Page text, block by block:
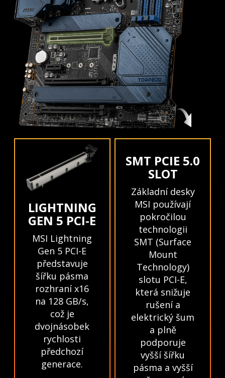
LIGHTNING
GEN 5 PCI-E
MSI Lightning
Gen 5 PCI-E
představuje
šířku pásma
rozhraní x16
na 128 GB/s,
což je
dvojnásobek
rychlosti
předchozí
generace.
SMT PCIE 5.0
SLOT
Základní desky
MSI používají
pokročilou
technologii
SMT (Surface
Mount
Technology)
slotu PCI-E,
která snižuje
rušení a
elektrický šum
a plně
podporuje
vyšší šířku
pásma a vyšší